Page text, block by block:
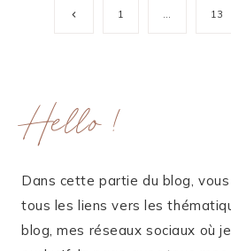
Navigation
Page
1 … 13
Hello !
Dans cette partie du blog,
tous les liens vers les
blog, mes réseaux sociaux où